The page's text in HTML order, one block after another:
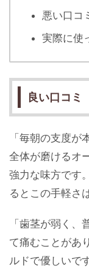
悪い口コ
実際に使
良い口コミ
「毎朝の支度
全体が磨けるオ
強力な味方です
るとこの手軽さ
「歯茎が弱く
て痛むことがあ
ルドで優しいで